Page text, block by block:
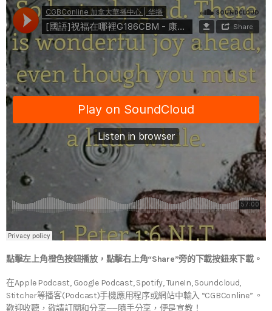
點擊左上角橙色按鈕播放，點擊右上角“Share”旁的下載按鈕來下載。
在Apple Podcast, Google Podcast, Spotify, TuneIn, Soundcloud,
Stitcher等播客(Podcast)手機應用程序或網站中輸入 “CGBConline” 。
歡迎收聽，敬請訂閱和分享——隨手分享，便是宣教！